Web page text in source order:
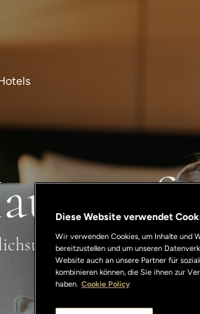
Empfang in den
Diese Website verwendet
Wir verwenden Cookies, um Inhalte und
bereitzustellen und um unseren
Website auch an unsere Partner für
kombinieren können, die Sie ihnen zur
haben. Cookie Policy